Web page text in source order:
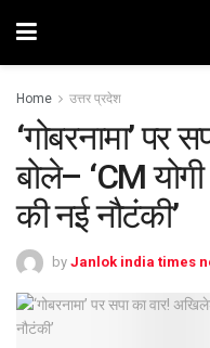
Home उत्तर प्रदेश
‘गोबरनामा’ पर
बोले– ‘CM
की नई नौटंकी’
by Janlok india times